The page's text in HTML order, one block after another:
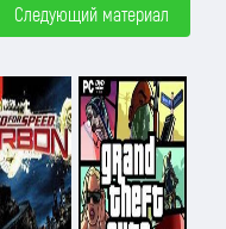
Следующий материал